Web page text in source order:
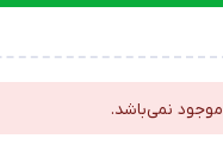
نمی‌باشد.